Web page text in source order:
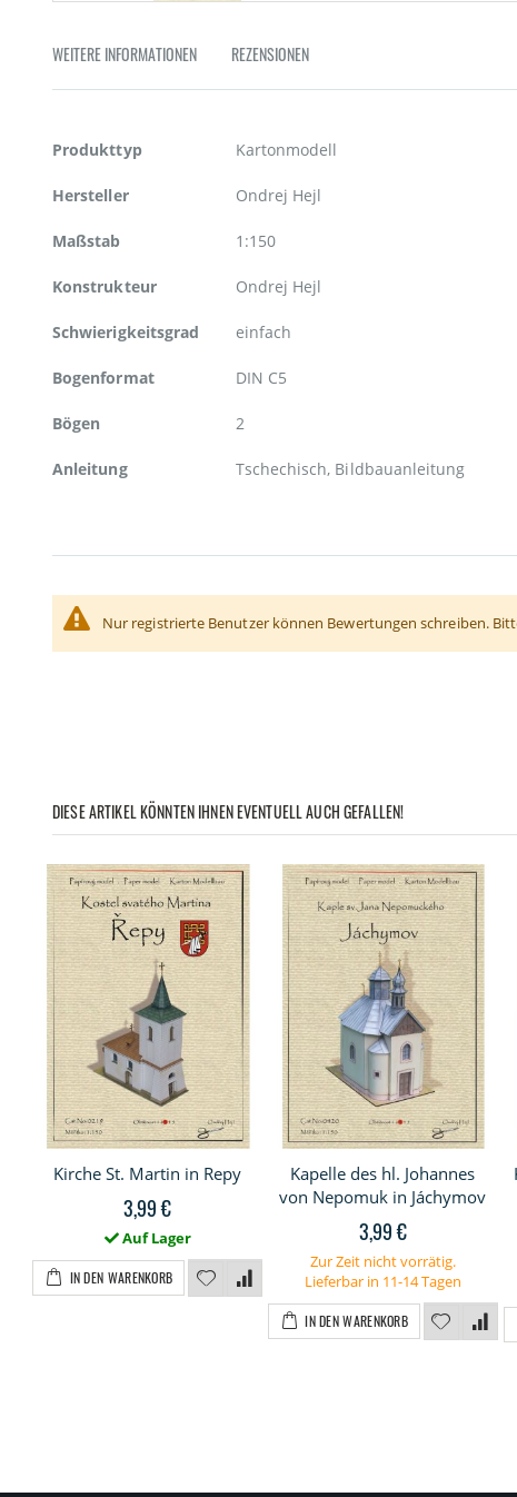
der
springen
WEITERE INFORMATIONEN REZENSIONEN
Weitere
Produkttyp Kartonmodell
Hersteller Ondrej Hejl
Maßstab 1:150
Konstrukteur Ondrej Hejl
Schwierigkeitsgrad einfach
Bogenformat DIN C5
Bögen 2
Anleitung Tschechisch, Bildbauanleitung
Nur registrierte Benutzer können Bewertungen schreiben.
DIESE ARTIKEL KÖNNTEN IHNEN EVENTUELL AUCH GEFALLEN!
Kirche St. Martin in Repy
3,99 €
Auf Lager
IN DEN WARENKORB
Kapelle des hl. Johannes
von Nepomuk in Jáchymov
3,99 €
Zur Zeit nicht vorrätig.
Lieferbar in 11-14 Tagen
IN DEN WARENKORB